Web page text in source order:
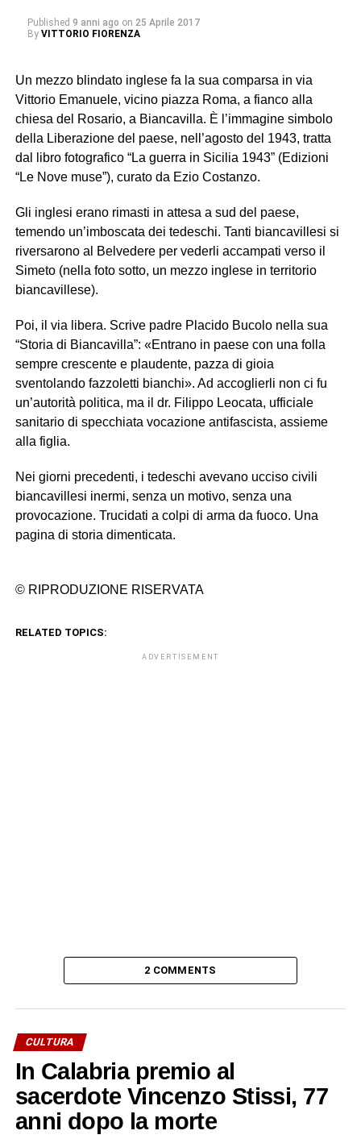
Published 9 anni ago on 25 Aprile 2017
By VITTORIO FIORENZA
Un mezzo blindato inglese fa la sua comparsa in via
Vittorio Emanuele, vicino piazza Roma, a fianco alla
chiesa del Rosario, a Biancavilla. È l’immagine simbolo
della Liberazione del paese, nell’agosto del 1943, tratta
dal libro fotografico “La guerra in Sicilia 1943” (Edizioni
“Le Nove muse”), curato da Ezio Costanzo.
Gli inglesi erano rimasti in attesa a sud del paese,
temendo un’imboscata dei tedeschi. Tanti biancavillesi si
riversarono al Belvedere per vederli accampati verso il
Simeto (nella foto sotto, un mezzo inglese in territorio
biancavillese).
Poi, il via libera. Scrive padre Placido Bucolo nella sua
“Storia di Biancavilla”: «Entrano in paese con una folla
sempre crescente e plaudente, pazza di gioia
sventolando fazzoletti bianchi». Ad accoglierli non ci fu
un’autorità politica, ma il dr. Filippo Leocata, ufficiale
sanitario di specchiata vocazione antifascista, assieme
alla figlia.
Nei giorni precedenti, i tedeschi avevano ucciso civili
biancavillesi inermi, senza un motivo, senza una
provocazione. Trucidati a colpi di arma da fuoco. Una
pagina di storia dimenticata.
© RIPRODUZIONE RISERVATA
RELATED TOPICS:
ADVERTISEMENT
2 COMMENTS
CULTURA
In Calabria premio al
sacerdote Vincenzo Stissi, 77
anni dopo la morte